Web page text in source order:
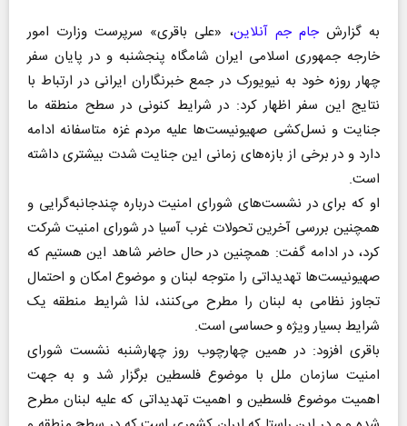
به گزارشجام جم آنلاین، «علی باقری» سرپرست وزارت امور
خارجه جمهوری اسلامی ایران شامگاه پنجشنبه و در پایان سفر
چهار روزه خود به نیویورک در جمع خبرنگاران ایرانی در ارتباط با
نتایج این سفر اظهار کرد: در شرایط کنونی در سطح منطقه ما
جنایت و نسل‌کشی صهیونیست‌ها علیه مردم غزه متاسفانه ادامه
دارد و در برخی از بازه‌های زمانی این جنایت شدت بیشتری داشته
است.
او که برای در نشست‌های شورای امنیت درباره چندجانبه‌گرایی و
همچنین بررسی آخرین تحولات غرب آسیا در شورای امنیت شرکت
کرد، در ادامه گفت: همچنین در حال حاضر شاهد این هستیم که
صهیونیست‌ها تهدیداتی را متوجه لبنان و موضوع امکان و احتمال
تجاوز نظامی به لبنان را مطرح می‌کنند، لذا شرایط منطقه یک
شرایط بسیار ویژه و حساسی است.
باقری افزود: در همین چهارچوب روز چهارشنبه نشست شورای
امنیت سازمان ملل با موضوع فلسطین برگزار شد و به جهت
اهمیت موضوع فلسطین و اهمیت تهدیداتی که علیه لبنان مطرح